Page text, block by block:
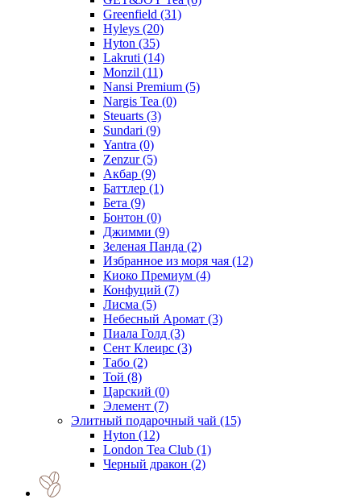
Greenfield (31)
Hyleys (20)
Hyton (35)
Lakruti (14)
Monzil (11)
Nansi Premium (5)
Nargis Tea (0)
Steuarts (3)
Sundari (9)
Yantra (0)
Zenzur(5)
Акбар (9)
Баттлер (1)
Бета (9)
Бонтон (0)
Джимми (9)
Зеленая Панда (2)
Избранное из моря чая (12)
Киоко Премиум (4)
Конфуций (7)
Лисма (5)
Небесный Аромат (3)
Пиала Голд (3)
Сент Клеирс (3)
Табо (2)
Той (8)
Царский (0)
Элемент (7)
Элитный подарочный чай (15)
Hyton (12)
London Tea Club (1)
Черный дракон (2)